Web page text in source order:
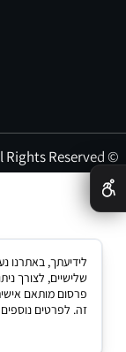
© All Rights Reserved
✕
שלישיים, לצורך
פרסום מותאם
זה. לפרטים נוספים